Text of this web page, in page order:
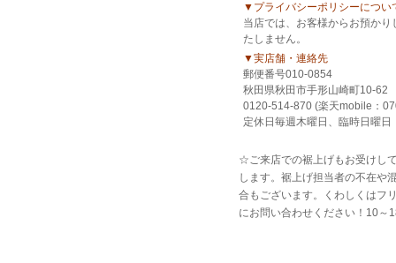
▼プライバシーポリシーについ
当店では、お客様からお預か
たしません。
▼実店舗・連絡先
郵便番号010-0854
秋田県秋田市手形山崎町10-
0120-514-870 (楽天mobile：
定休日毎週木曜日、臨時日曜
☆ご来店での裾上げもお受けし
します。裾上げ担当者の不在や
合もございます。くわしくはフ
にお問い合わせください！10～